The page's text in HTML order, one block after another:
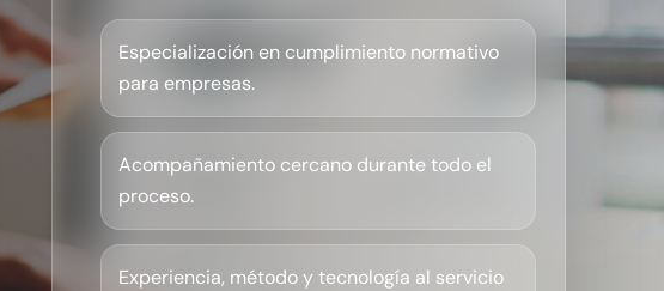
Especialización en cumplimiento normativo
para empresas.
Acompañamiento cercano durante todo el
proceso.
Experiencia, método y tecnología al servicio